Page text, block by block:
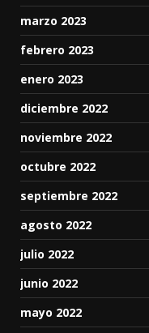
marzo 2023
febrero 2023
enero 2023
diciembre 2022
noviembre 2022
octubre 2022
septiembre 2022
agosto 2022
julio 2022
junio 2022
mayo 2022